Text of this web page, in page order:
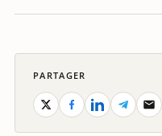
PARTAGER